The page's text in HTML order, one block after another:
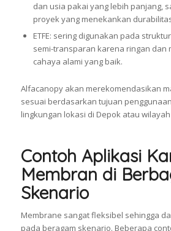
dan usia pakai yang lebih panjang,
proyek yang menekankan
ETFE: sering digunakan pada
semi-transparan karena ringan dan
cahaya alami yang baik.
Alfacanopy akan merekomendasikan
sesuai berdasarkan tujuan
lingkungan lokasi di Depok atau
Contoh Aplikasi
Membran di
Skenario
Membrane sangat fleksibel sehingga
pada beragam skenario. Beberapa